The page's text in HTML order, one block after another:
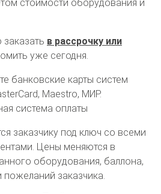
Отзывы клиентов
стоимости оборудования и
в рассрочку или
уже сегодня.
банковские карты систем
Maestro, МИР.
система оплаты
заказчику под ключ со всеми
Цены меняются в
оборудования, баллона,
пожеланий заказчика.